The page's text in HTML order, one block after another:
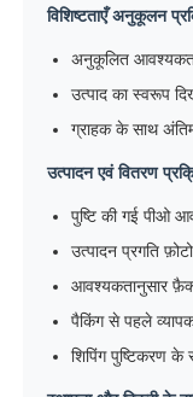
विशिष्टताएँ अनुकूलन
अनुकूलित
उत्पाद का स्वरूप
ग्राहक के साथ
उत्पादन एवं वितरण
पुष्टि की गई पीओ
उत्पादन प्रगति
आवश्यकतानुसार
पैकिंग से पहले
शिपिंग पुष्टिकरण के